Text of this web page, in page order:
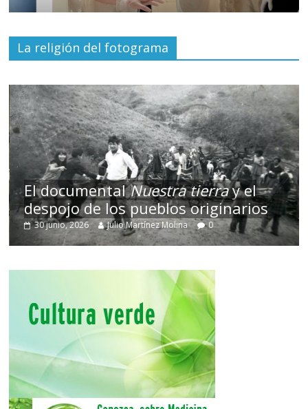
La religión del fotograma
El documentalNuestra tierray el
despojo de los pueblos originarios
30 junio, 2026 Julio Martínez Molina 0